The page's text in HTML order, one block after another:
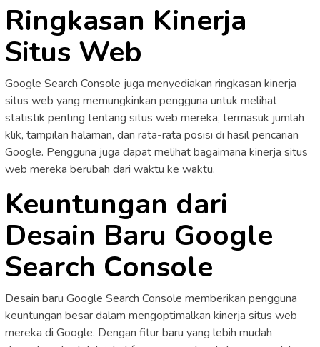
Ringkasan Kinerja
Situs Web
Google Search Console juga menyediakan ringkasan kinerja
situs web yang memungkinkan pengguna untuk melihat
statistik penting tentang situs web mereka, termasuk jumlah
klik, tampilan halaman, dan rata-rata posisi di hasil pencarian
Google. Pengguna juga dapat melihat bagaimana kinerja situs
web mereka berubah dari waktu ke waktu.
Keuntungan dari
Desain Baru Google
Search Console
Desain baru Google Search Console memberikan pengguna
keuntungan besar dalam mengoptimalkan kinerja situs web
mereka di Google. Dengan fitur baru yang lebih mudah